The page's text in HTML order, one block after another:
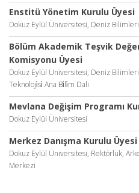
Enstitü Yönetim Kurulu Üyesi
Dokuz Eylül Üniversitesi, Deniz
Bölüm Akademik Teşvik
Komisyonu Üyesi
Dokuz Eylül Üniversitesi, Deniz
Teknoloji̇si̇ Ana Bi̇li̇m Dalı
Mevlana Değişim Programı
Dokuz Eylül Üniversitesi
Merkez Danışma Kurulu Üyesi
Dokuz Eylül Üniversitesi, Rektörlük,
Merkezi